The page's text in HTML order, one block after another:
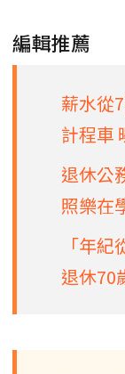
編輯推薦
薪水從
計程車
退休公
照樂在
「年
退休70